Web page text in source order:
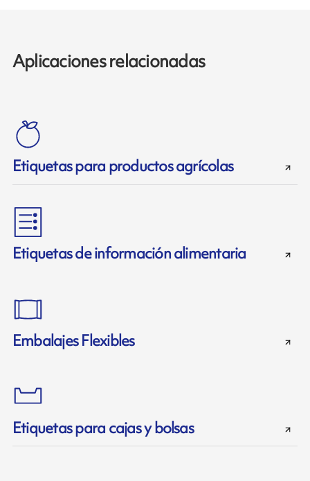
Aplicaciones relacionadas
Etiquetas para productos agrícolas
Etiquetas de información alimentaria
Embalajes Flexibles
Etiquetas para cajas y bolsas